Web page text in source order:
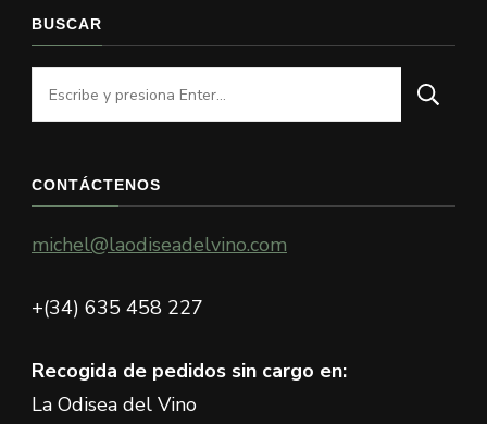
BUSCAR
¿Buscas
algo?
CONTÁCTENOS
michel@laodiseadelvino.com
+(34) 635 458 227
Recogida de pedidos sin cargo en:
La Odisea del Vino